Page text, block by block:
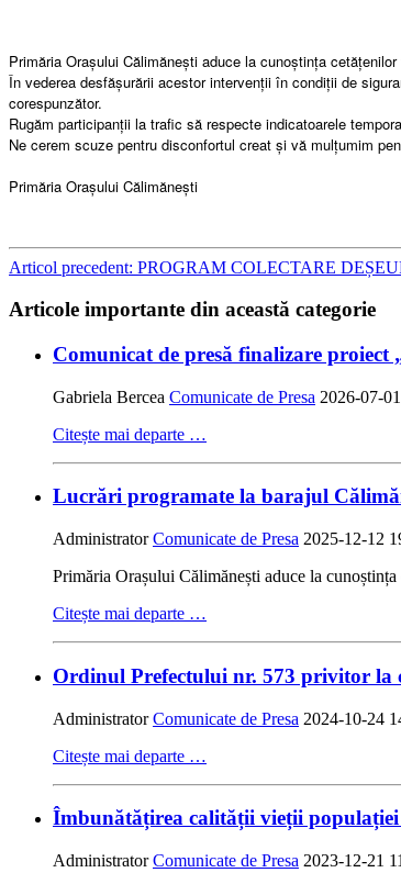
Primăria Orașului Călimănești aduce la cunoștința
În vederea desfășurării acestor intervenții în condiții de
corespunzător.
Rugăm participanții la trafic să respecte indicatoarele
Ne cerem scuze pentru disconfortul creat și vă mulțumim
Primăria Orașului Călimănești
Articol precedent: PROGRAM COLECTARE
Articole importante din această categorie
Comunicat de presă finalizare
Gabriela Bercea Comunicate de Presa 2026-07-
Citește mai departe …
Lucrări programate la barajul
AdministratorComunicate de Presa 2025-12-12
Primăria Orașului Călimănești aduce la
Citește mai departe …
Ordinul Prefectului nr. 573 privitor la
AdministratorComunicate de Presa 2024-10-24
Citește mai departe …
Îmbunătățirea calității vieții
AdministratorComunicate de Presa 2023-12-21